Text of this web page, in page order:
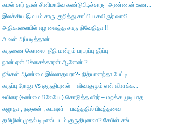
கமல் சார் தான் சினிமாவே கண்டுபிடிச்சாரு- அண்ணன் உண...
இலக்கிய இமயம் சாரு குறித்து காப்பிய கவிஞர் வாலி
அதிகாலையில் எழ வைத்த சாரு நிவேதிதா !!
அவள் அப்படித்தான்…
கருணை கொலை- நீதி மன்றம் பரபரப்பு தீர்ப்பு
நான் ஏன் பிச்சைக்காரன் ஆனேன் ?
நீங்கள் ஆண்மை இல்லாதவரா?- நித்யானந்தா பேட்டி
கருப்பு ரோஜா vs குருதிபுனல் – விவாதமும் என் விளக்க...
உயிரை (உண்மையிலேயே ) கொடுத்த வீரர் – மறக்க முடியாத...
சுஜாதா , நகுலன் , கடவுள் – படித்ததில் பிடித்தவை
தமிழின் முதல் டிடிஎஸ் படம் குருதிபுனலா? கேபிள் சங்...